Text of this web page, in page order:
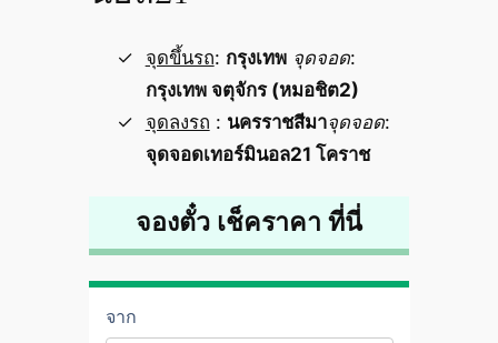
จุดขึ้นรถ: กรุงเทพ จุดจอด:
กรุงเทพ จตุจักร (หมอชิต2)
จุดลงรถ : นครราชสีมาจุดจอด:
จุดจอดเทอร์มินอล21 โคราช
จองตั๋ว เช็คราคา ที่นี่